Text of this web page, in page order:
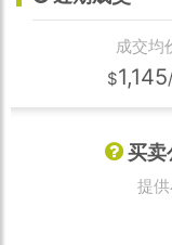
成交均
$1,145
买卖
提